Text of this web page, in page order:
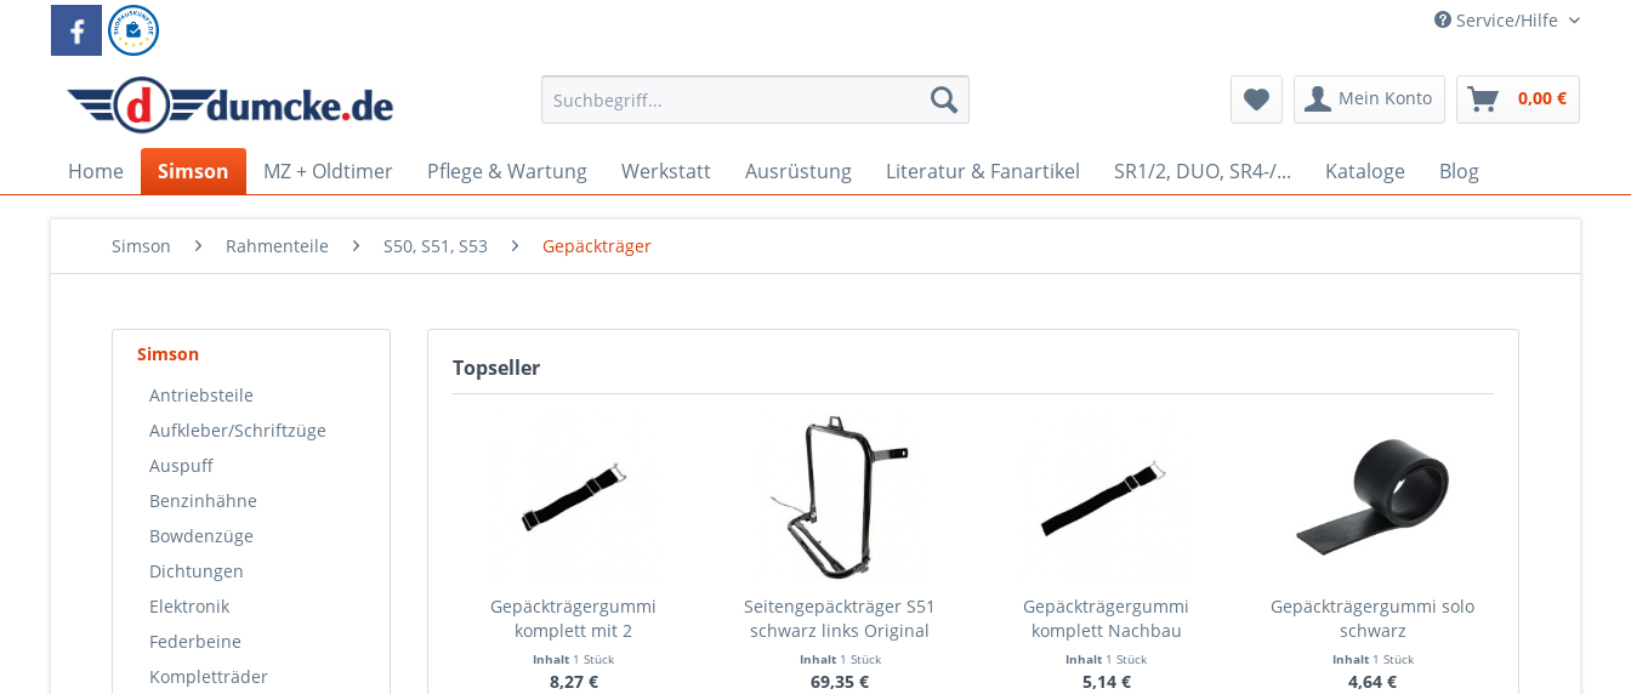
Service/Hilfe
Mein Konto 0,00 €
Home Simson MZ + Oldtimer Pflege & Wartung Werkstatt Ausrüstung Literatur & Fanartikel SR1/2, DUO, SR4-/... Kataloge Blog
Simson Rahmenteile S50, S51, S53 Gepäckträger
Simson
Antriebsteile
Aufkleber/Schriftzüge
Auspuff
Benzinhähne
Bowdenzüge
Dichtungen
Elektronik
Federbeine
Kompletträder
Topseller
Gepäckträgergummi
komplett mit 2
Klemmschlaufen
Inhalt 1 Stück
8,27 €
Seitengepäckträger S51
schwarz links Original
Inhalt 1 Stück
69,35 €
Gepäckträgergummi
komplett Nachbau
Inhalt 1 Stück
5,14 €
Gepäckträgergummi solo
schwarz
Inhalt 1 Stück
4,64 €